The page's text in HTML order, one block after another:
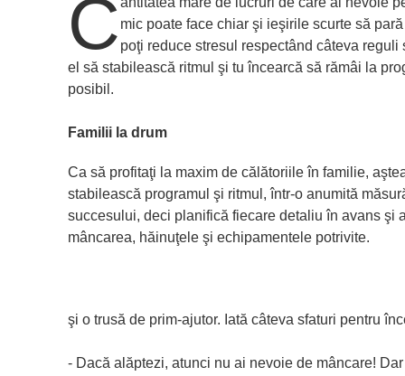
C mic poate face chiar şi ieşirile scurte să
poţi reduce stresul respectând câteva
el să stabilească ritmul şi tu încearcă să rămâi la
posibil.
Familii la drum
Ca să profitaţi la maxim de călătoriile în familie,
stabilească programul şi ritmul, într-o anumită
succesului, deci planifică fiecare detaliu în avans şi
mâncarea, hăinuţele şi echipamentele potrivite.
şi o trusă de prim-ajutor. Iată câteva sfaturi pentru
- Dacă alăptezi, atunci nu ai nevoie de mâncare!